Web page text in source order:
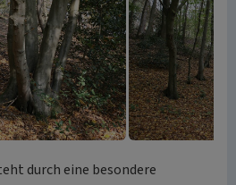
durch eine besondere